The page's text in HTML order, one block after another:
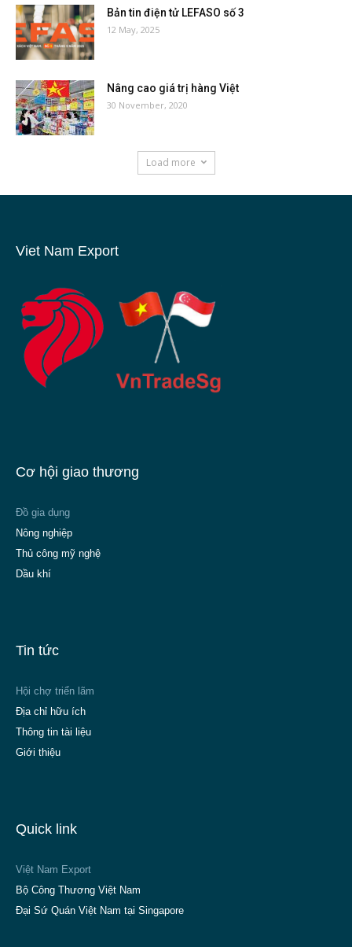
Bản tin điện tử LEFASO số 3
12 May, 2025
Nâng cao giá trị hàng Việt
30 November, 2020
Load more
Viet Nam Export
Cơ hội giao thương
Đồ gia dụng
Nông nghiệp
Thủ công mỹ nghệ
Dầu khí
Tin tức
Hội chợ triển lãm
Địa chỉ hữu ích
Thông tin tài liệu
Giới thiệu
Quick link
Việt Nam Export
Bộ Công Thương Việt Nam
Đại Sứ Quán Việt Nam tại Singapore